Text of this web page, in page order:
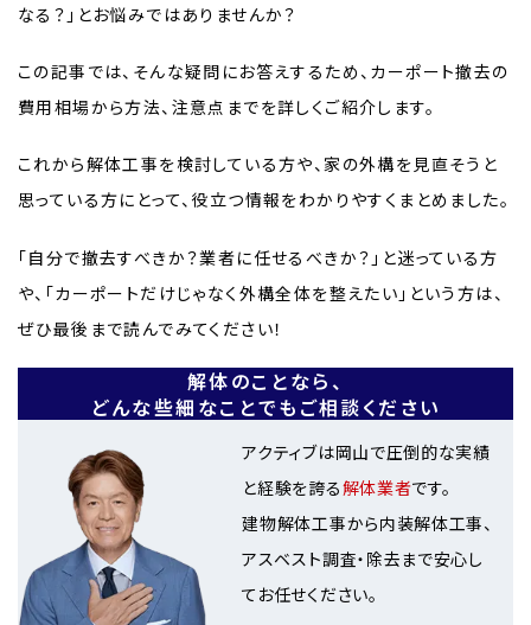
なる？」とお悩みではありませんか？
この記事では、そんな疑問にお答えするため、カーポート撤去の
費用相場から方法、注意点までを詳しくご紹介します。
これから解体工事を検討している方や、家の外構を見直そうと
思っている方にとって、役立つ情報をわかりやすくまとめました。
「自分で撤去すべきか？業者に任せるべきか？」と迷っている方
や、「カーポートだけじゃなく外構全体を整えたい」という方は、
ぜひ最後まで読んでみてください！
解体のことなら、
どんな些細なことでもご相談ください
アクティブは岡山で圧倒的な実績
と経験を誇る解体業者です。
建物解体工事から内装解体工事、
アスベスト調査・除去まで安心し
てお任せください。